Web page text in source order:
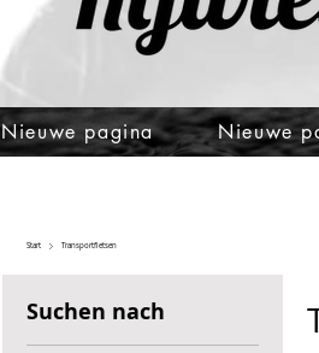
Nieuwe pagina Nieuwe
Start Transportfietsen
Suchen nach